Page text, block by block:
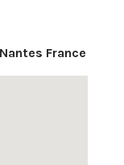
France